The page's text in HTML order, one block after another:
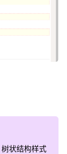
状结构样式